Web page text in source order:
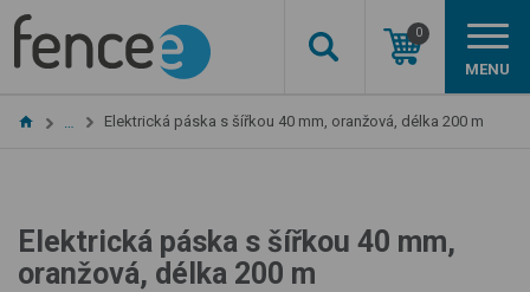
0
MENU
Elektrická páska s šířkou 40 mm, oranžová, délka 200 m
Elektrická páska s šířkou 40 mm,
oranžová, délka 200 m